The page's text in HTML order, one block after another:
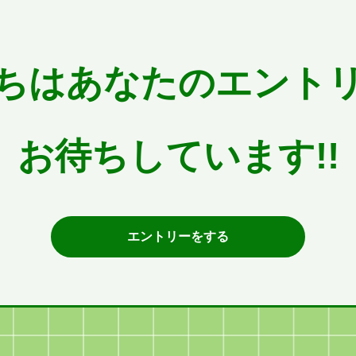
はあなたのエント
お待ちしています!!
エントリーをする